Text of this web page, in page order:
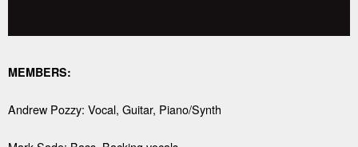
MEMBERS:
Andrew Pozzy: Vocal, Guitar, Piano/Synth